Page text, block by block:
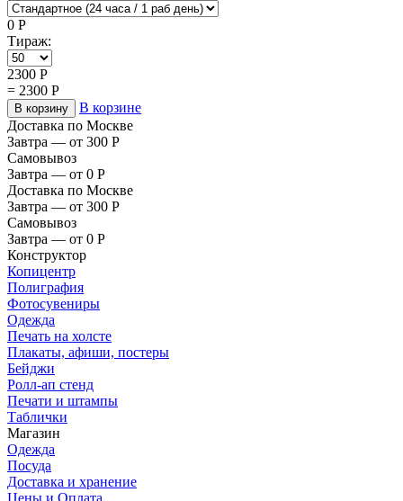
0 Р
Тираж:
2300 Р
= 2300 Р
В корзину
В корзине
Доставка по Москве
Завтра — от 300 Р
Самовывоз
Завтра — от 0 Р
Доставка по Москве
Завтра — от 300 Р
Самовывоз
Завтра — от 0 Р
Конструктор
Копицентр
Полиграфия
Фотосувениры
Одежда
Печать на холсте
Плакаты, афиши, постеры
Бейджи
Ролл-ап стенд
Печати и штампы
Таблички
Магазин
Одежда
Посуда
Доставка и хранение
Цены и Оплата